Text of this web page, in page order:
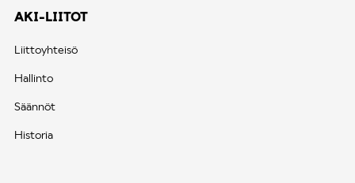
AKI-LIITOT
Liittoyhteisö
Hallinto
Säännöt
Historia